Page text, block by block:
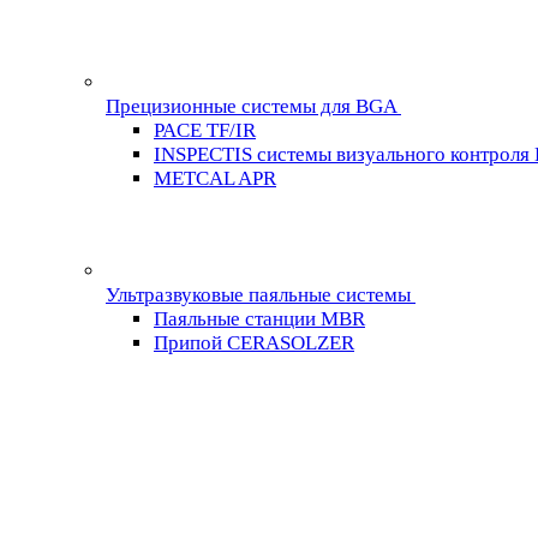
Прецизионные системы для BGA
PACE TF/IR
INSPECTIS системы визуального контроля
METCAL APR
Ультразвуковые паяльные системы
Паяльные станции MBR
Припой CERASOLZER